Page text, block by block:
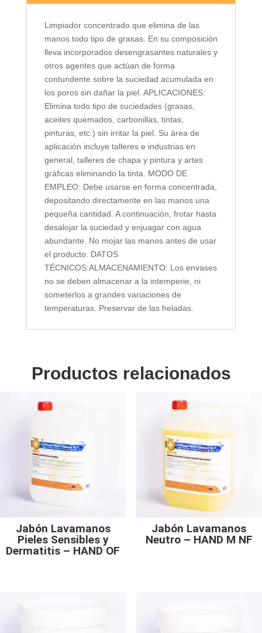
Limpiador concentrado que elimina de las
manos todo tipo de grasas. En su composición
lleva incorporados desengrasantes naturales y
otros agentes que actúan de forma
contundente sobre la suciedad acumulada en
los poros sin dañar la piel. APLICACIONES:
Elimina todo tipo de suciedades (grasas,
aceites quemados, carbonillas, tintas,
pinturas, etc.) sin irritar la piel. Su área de
aplicación incluye talleres e industrias en
general, talleres de chapa y pintura y artes
gráficas eliminando la tinta. MODO DE
EMPLEO: Debe usarse en forma concentrada,
depositando directamente en las manos una
pequeña cantidad. A continuación, frotar hasta
desalojar la suciedad y enjuagar con agua
abundante. No mojar las manos antes de usar
el producto. DATOS
TÉCNICOS:ALMACENAMIENTO: Los envases
no se deben almacenar a la intemperie, ni
someterlos a grandes variaciones de
temperaturas. Preservar de las heladas.
Productos relacionados
Jabón Lavamanos
Pieles Sensibles y
Dermatitis – HAND OF
Jabón Lavamanos
Neutro – HAND M NF